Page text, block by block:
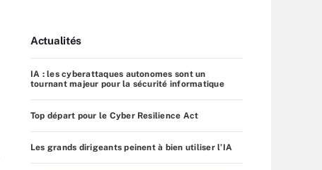
Actualités
IA : les cyberattaques autonomes sont un
tournant majeur pour la sécurité informatique
Top départ pour le Cyber Resilience Act
Les grands dirigeants peinent à bien utiliser l’IA